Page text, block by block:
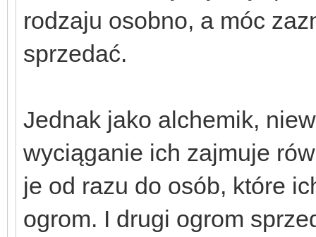
rodzaju osobno, a móc
sprzedać.
Jednak jako alchemik,
wyciąganie ich zajmuje
je od razu do osób, które
ogrom. I drugi ogrom